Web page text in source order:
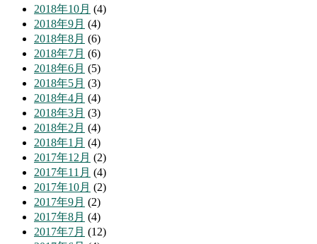
2018年10月 (4)
2018年9月 (4)
2018年8月 (6)
2018年7月 (6)
2018年6月 (5)
2018年5月 (3)
2018年4月 (4)
2018年3月 (3)
2018年2月 (4)
2018年1月 (4)
2017年12月 (2)
2017年11月 (4)
2017年10月 (2)
2017年9月 (2)
2017年8月 (4)
2017年7月 (12)